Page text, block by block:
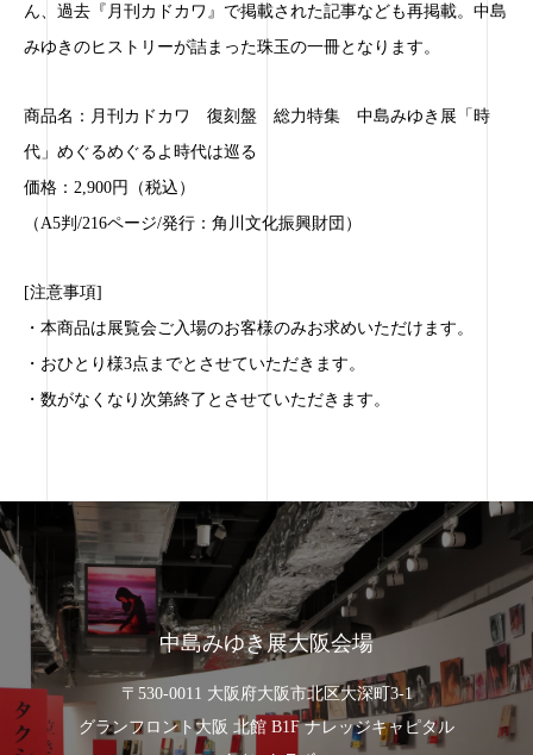
ん、過去『月刊カドカワ』で掲載された記事なども再掲載。中島
みゆきのヒストリーが詰まった珠玉の一冊となります。
商品名：月刊カドカワ 復刻盤 総力特集 中島みゆき展「時
代」めぐるめぐるよ時代は巡る
価格：2,900円（税込）
（A5判/216ページ/発行：角川文化振興財団）
[注意事項]
・本商品は展覧会ご入場のお客様のみお求めいただけます。
・おひとり様3点までとさせていただきます。
・数がなくなり次第終了とさせていただきます。
中島みゆき展大阪会場
〒530-0011 大阪府大阪市北区大深町3-1
グランフロント大阪 北館 B1F ナレッジキャピタル